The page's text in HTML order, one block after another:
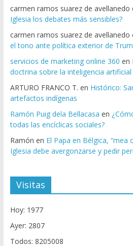
carmen ramos suarez de avellanedo
Iglesia los debates más sensibles?
carmen ramos suarez de avellanedo
el tono ante política exterior de
servicios de marketing online 360 en
doctrina sobre la inteligencia artificial
ARTURO FRANCO T. en Histórico:
artefactos indígenas
Ramón Puig dela Bellacasa en
todas las encíclicas sociales?
Ramón en El Papa en Bélgica, “mea
Iglesia debe avergonzarse y pedir
Visitas
Hoy: 1977
Ayer: 2807
Todos: 8205008